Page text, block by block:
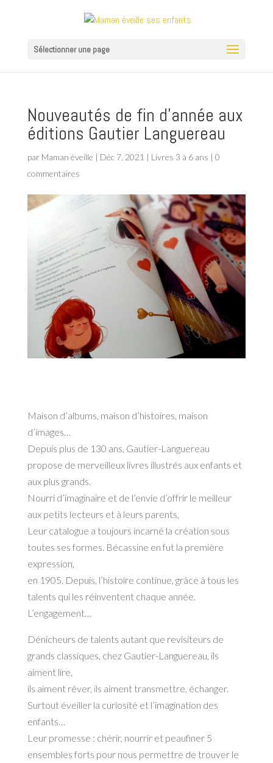
Sélectionner une page
Nouveautés de fin d’année aux
éditions Gautier Languereau
par Maman éveille | Déc 7, 2021 | Livres 3 à 6 ans | 0
commentaires
Maison d’albums, maison d’histoires, maison
d’images…
Depuis plus de 130 ans, Gautier-Languereau
propose de merveilleux livres illustrés aux enfants et
aux plus grands.
Nourri d’imaginaire et de l’envie d’offrir le meilleur
aux petits lecteurs et à leurs parents,
Leur catalogue a toujours incarné la création sous
toutes ses formes. Bécassine en fut la première
expression,
en 1905. Depuis, l’histoire continue, grâce à tous les
talents qui les réinventent chaque année.
L’engagement…
Dénicheurs de talents autant que revisiteurs de
grands classiques, chez Gautier-Languereau, ils
aiment lire,
ils aiment rêver, ils aiment transmettre, échanger.
Surtout éveiller la curiosité et l’imagination des
enfants…
Leur promesse : chérir, nourrir et peaufiner 5
ensembles forts pour nous permettre de trouver le